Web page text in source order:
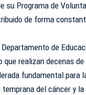
su Programa de
de forma
de
que realizan decenas
fundamental para
del cáncer y